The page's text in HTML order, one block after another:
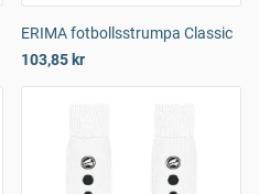
ERIMA fotbollsstrumpa Classic
103,85 kr